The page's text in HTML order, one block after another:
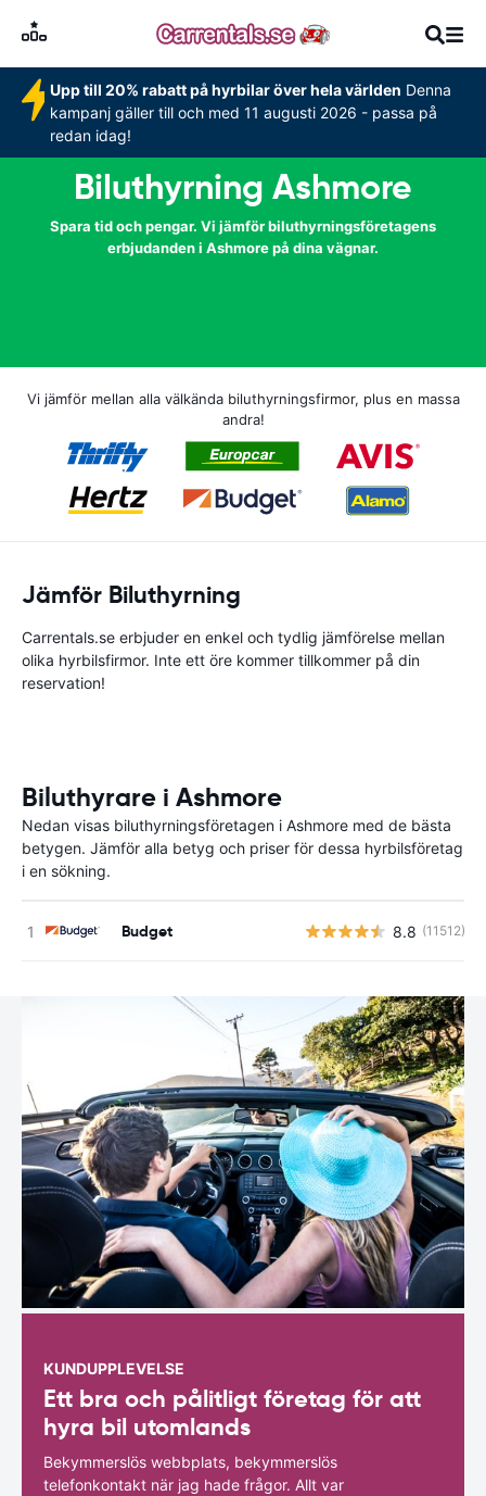
Upp till 20% rabatt på hyrbilar över hela världen Denna
kampanj gäller till och med 11 augusti 2026 - passa på
redan idag!
Biluthyrning Ashmore
Spara tid och pengar. Vi jämför biluthyrningsföretagens
erbjudanden i Ashmore på dina vägnar.
Vi jämför mellan alla välkända biluthyrningsfirmor, plus en massa
andra!
Jämför Biluthyrning
Carrentals.se erbjuder en enkel och tydlig jämförelse mellan
olika hyrbilsfirmor. Inte ett öre kommer tillkommer på din
reservation!
Biluthyrare i Ashmore
Nedan visas biluthyrningsföretagen i Ashmore med de bästa
betygen. Jämför alla betyg och priser för dessa hyrbilsföretag
i en sökning.
Budget 8.8 (11512)
KUNDUPPLEVELSE
Ett bra och pålitligt företag för att
hyra bil utomlands
Bekymmerslös webbplats, bekymmerslös
telefonkontakt när jag hade frågor. Allt var